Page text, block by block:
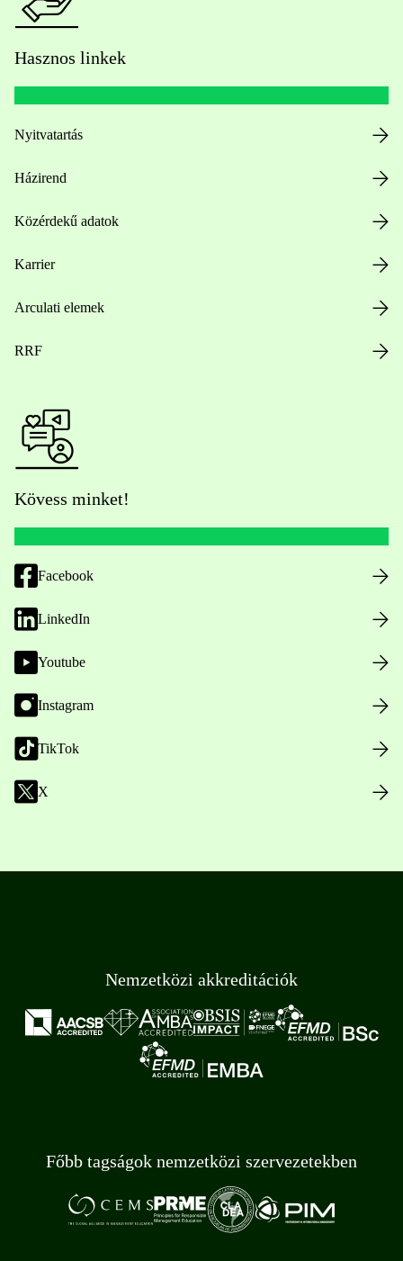
Hasznos linkek
Nyitvatartás
Házirend
Közérdekű adatok
Karrier
Arculati elemek
RRF
Kövess minket!
Facebook
LinkedIn
Youtube
Instagram
TikTok
X
Nemzetközi akkreditációk
Főbb tagságok nemzetközi szervezetekben